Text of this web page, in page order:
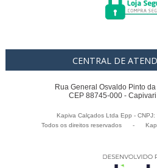
CENTRAL DE
Rua General Osvaldo Pinto
CEP 88745-000 -
Kapiva Calçados Ltda Epp -
Todos os direitos reservados
-